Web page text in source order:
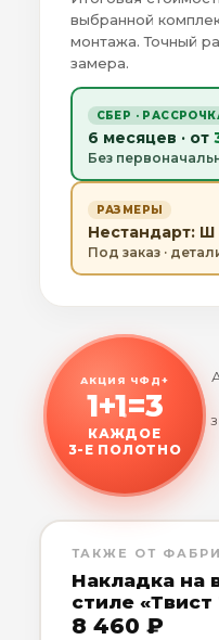
выбранной
монтажа. Точный
замера.
СБЕР ·
6 месяцев · от
Без
РАЗМЕРЫ
Нестандарт: Ш
Под заказ ·
АКЦИЯ ЧФД+
1+1=3
КАЖДОЕ
3-Е ПОЛОТНО
ТАКЖЕ ОТ
Накладка на
стиле «Твист
8 460 ₽